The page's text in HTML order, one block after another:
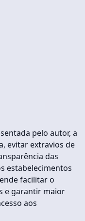
pelo autor, a
evitar extravios de
das
estabelecimentos
facilitar o
e garantir maior
aos